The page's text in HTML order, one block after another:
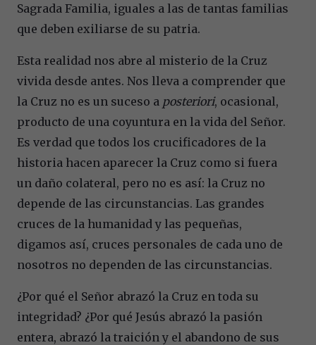
Sagrada Familia, iguales a las de tantas familias
que deben exiliarse de su patria.
Esta realidad nos abre al misterio de la Cruz
vivida desde antes. Nos lleva a comprender que
la Cruz no es un suceso a posteriori, ocasional,
producto de una coyuntura en la vida del Señor.
Es verdad que todos los crucificadores de la
historia hacen aparecer la Cruz como si fuera
un daño colateral, pero no es así: la Cruz no
depende de las circunstancias. Las grandes
cruces de la humanidad y las pequeñas,
digamos así, cruces personales de cada uno de
nosotros no dependen de las circunstancias.
¿Por qué el Señor abrazó la Cruz en toda su
integridad? ¿Por qué Jesús abrazó la pasión
entera, abrazó la traición y el abandono de sus